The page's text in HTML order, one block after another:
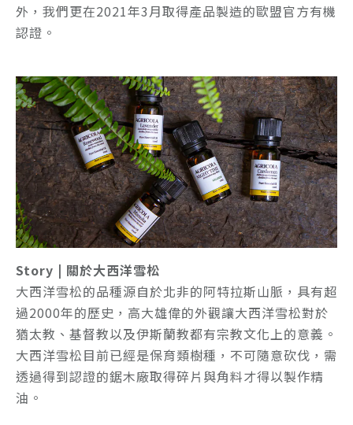
外，我們更在2021年3月取得產品製造的歐盟官方有機
認證。
Story | 關於大西洋雪松
大西洋雪松的品種源自於北非的阿特拉斯山脈，具有超
過2000年的歷史，高大雄偉的外觀讓大西洋雪松對於
猶太教、基督教以及伊斯蘭教都有宗教文化上的意義。
大西洋雪松目前已經是保育類樹種，不可隨意砍伐，需
透過得到認證的鋸木廠取得碎片與角料才得以製作精
油。